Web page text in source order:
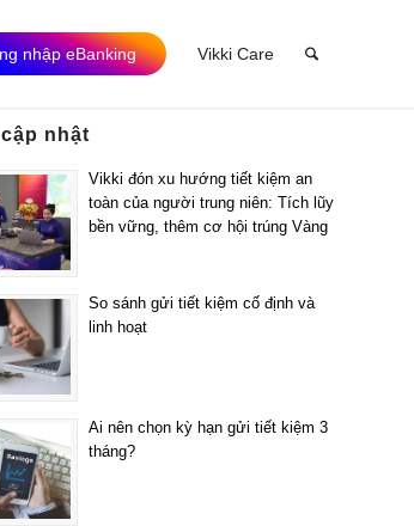
nhập eBanking Vikki Care
nhật
Vikki đón xu hướng tiết kiệm an
toàn của người trung niên: Tích lũy
bền vững, thêm cơ hội trúng Vàng
So sánh gửi tiết kiệm cố định và
linh hoạt
Ai nên chọn kỳ hạn gửi tiết kiệm 3
tháng?